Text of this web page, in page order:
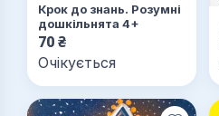
Крок до знань. Розумні
дошкільнята 4+
70 ₴
Очікується